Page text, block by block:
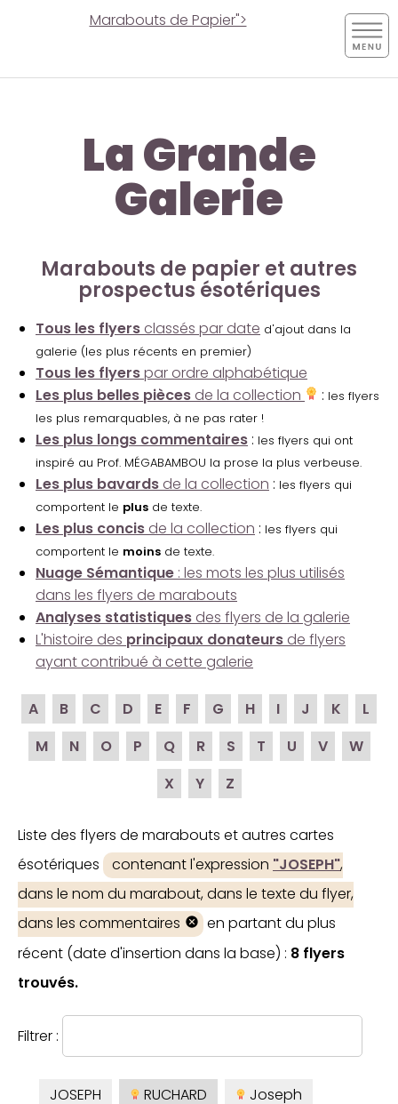
Marabouts de Papier">
La Grande
Galerie
Marabouts de papier et autres
prospectus ésotériques
Tous les flyers classés par date d'ajout dans la
galerie (les plus récents en premier)
Tous les flyerspar ordre alphabétique
Les plus belles pièces de la collection : les flyers
les plus remarquables, à ne pas rater !
Les plus longs commentaires : les flyers qui ont
inspiré au Prof. MÉGABAMBOU la prose la plus verbeuse.
Les plus bavards de la collection : les flyers qui
comportent le plus de texte.
Les plus concis de la collection : les flyers qui
comportent le moins de texte.
Nuage Sémantique : les mots les plus utilisés
dans les flyers de marabouts
Analyses statistiques des flyers de la galerie
L'histoire des principaux donateurs de flyers
ayant contribué à cette galerie
A B C D E F G H I J K
L
M
N O P Q R S T U V
W
X
Y Z
Liste des flyers de marabouts et autres cartes
ésotériques
contenant l'expression "JOSEPH",
dans le nom du marabout, dans le texte du flyer,
dans les commentaires
en partant du plus
récent (date d'insertion dans la base) : 8 flyers
trouvés.
Filtrer :
JOSEPH RUCHARD
Joseph